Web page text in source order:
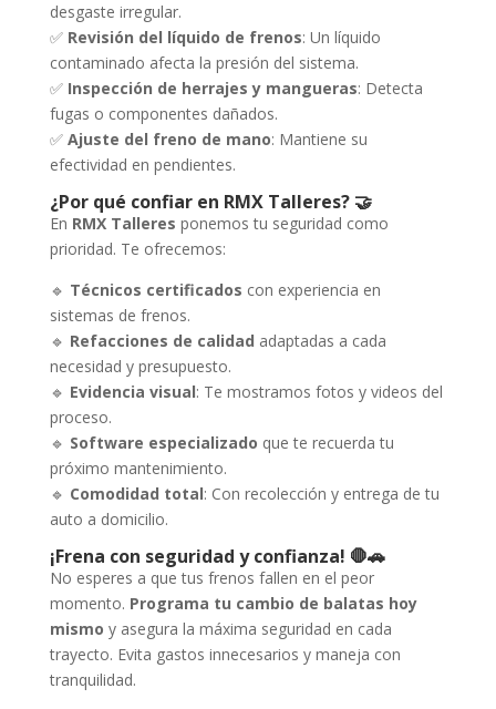
desgaste irregular.
✅ Revisión del líquido de frenos: Un líquido
contaminado afecta la presión del sistema.
✅ Inspección de herrajes y mangueras: Detecta
fugas o componentes dañados.
✅ Ajuste del freno de mano: Mantiene su
efectividad en pendientes.
¿Por qué confiar en RMX Talleres? 🤝
En RMX Talleres ponemos tu seguridad como
prioridad. Te ofrecemos:
🔹 Técnicos certificados con experiencia en
sistemas de frenos.
🔹 Refacciones de calidad adaptadas a cada
necesidad y presupuesto.
🔹 Evidencia visual: Te mostramos fotos y videos del
proceso.
🔹 Software especializado que te recuerda tu
próximo mantenimiento.
🔹 Comodidad total: Con recolección y entrega de tu
auto a domicilio.
¡Frena con seguridad y confianza! 🛑🚗
No esperes a que tus frenos fallen en el peor
momento. Programa tu cambio de balatas hoy
mismo y asegura la máxima seguridad en cada
trayecto. Evita gastos innecesarios y maneja con
tranquilidad.